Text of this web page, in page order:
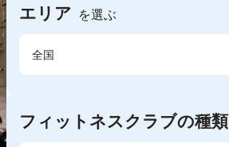
エリア を選ぶ
全国
フィットネスクラブの種類